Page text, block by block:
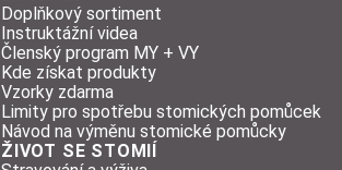
Doplňkový sortiment
Instruktážní videa
Členský program MY + VY
Kde získat produkty
Vzorky zdarma
Limity pro spotřebu stomických pomůcek
Návod na výměnu stomické pomůcky
ŽIVOT SE STOMIÍ